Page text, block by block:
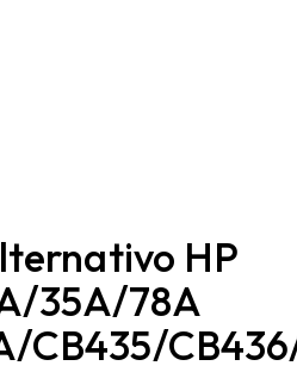
HP
35A/78A
CB435/